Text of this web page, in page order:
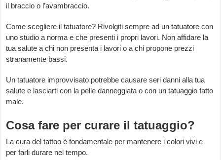
il braccio o l’avambraccio.
Come scegliere il tatuatore? Rivolgiti sempre ad un tatuatore con
uno studio a norma e che presenti i propri lavori. Non affidare la
tua salute a chi non presenta i lavori o a chi propone prezzi
stranamente bassi.
Un tatuatore improvvisato potrebbe causare seri danni alla tua
salute e lasciarti con la pelle danneggiata o con un tatuaggio fatto
male.
Cosa fare per curare il tatuaggio?
La cura del tattoo è fondamentale per mantenere i colori vivi e
per farli durare nel tempo.